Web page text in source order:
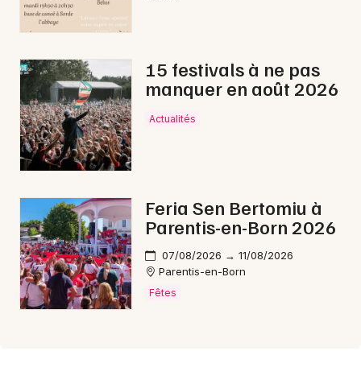
15 festivals à ne pas
manquer en août 2026
Actualités
Feria Sen Bertomiu à
Parentis-en-Born 2026
07/08/2026 → 11/08/2026
Parentis-en-Born
Fêtes